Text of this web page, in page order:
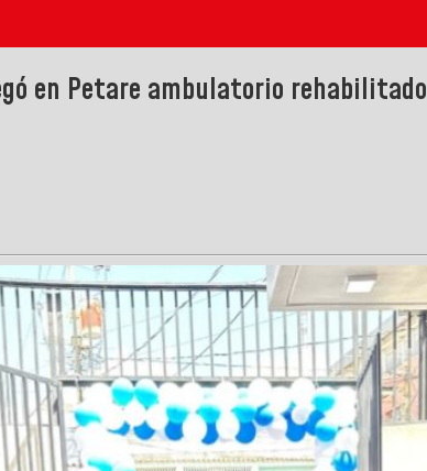
en Petare ambulatorio rehabilitado